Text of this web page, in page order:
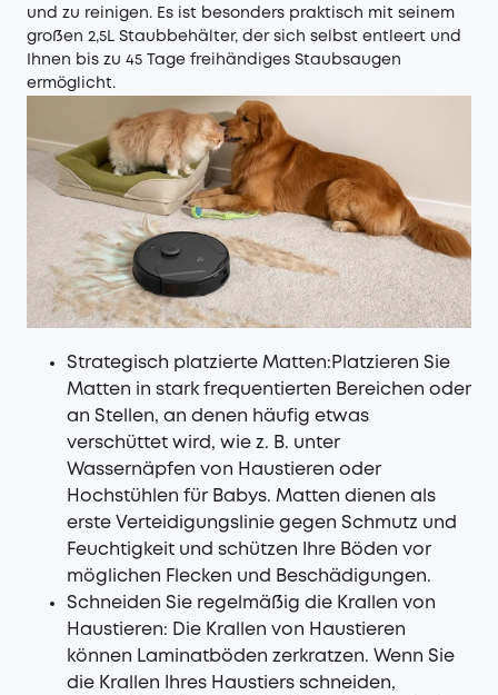
und zu reinigen. Es ist besonders praktisch mit seinem
großen 2,5L Staubbehälter, der sich selbst entleert und
Ihnen bis zu 45 Tage freihändiges Staubsaugen
ermöglicht.
Strategisch platzierte Matten:Platzieren Sie
Matten in stark frequentierten Bereichen oder
an Stellen, an denen häufig etwas
verschüttet wird, wie z. B. unter
Wassernäpfen von Haustieren oder
Hochstühlen für Babys. Matten dienen als
erste Verteidigungslinie gegen Schmutz und
Feuchtigkeit und schützen Ihre Böden vor
möglichen Flecken und Beschädigungen.
Schneiden Sie regelmäßig die Krallen von
Haustieren: Die Krallen von Haustieren
können Laminatböden zerkratzen. Wenn Sie
die Krallen Ihres Haustiers schneiden,